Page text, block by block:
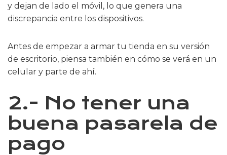
y dejan de lado el móvil, lo que genera una
discrepancia entre los dispositivos.
Antes de empezar a armar tu tienda en su versión
de escritorio, piensa también en cómo se verá en un
celular y parte de ahí.
2.- No tener una
buena pasarela de
pago